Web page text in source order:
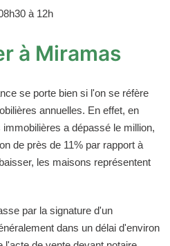
à 12h
à Miramas
se porte bien si l'on se réfère
annuelles. En effet, en
a dépassé le million,
de près de 11% par rapport à
les maisons représentent
par la signature d'un
dans un délai d'environ